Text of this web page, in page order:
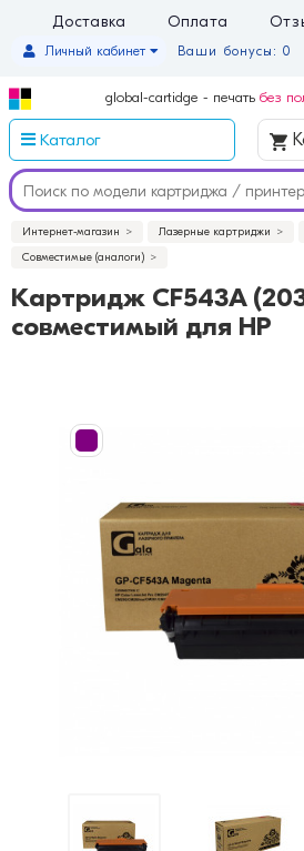
Доставка Оплата
Ваши бонусы: 0
Личный кабинет
global-cartidge - печать без
Каталог
Интернет-магазин Лазерные картриджи
Совместимые (аналоги)
Картридж CF543A
совместимый для HP